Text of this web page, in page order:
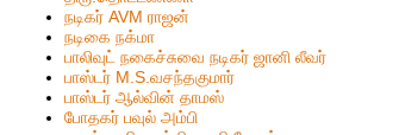
நடிகர் AVM ராஜன்
நடிகை நக்மா
பாலிவுட் நகைச்சுவை நடிகர் ஜானி லீவர்
பாஸ்டர் M.S.வசந்தகுமார்
பாஸ்டர் ஆல்வின் தாமஸ்
போதகர் பவுல் அம்பி